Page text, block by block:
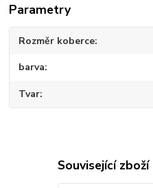
Parametry
Rozměr koberce
barva
Tvar
Související zboží